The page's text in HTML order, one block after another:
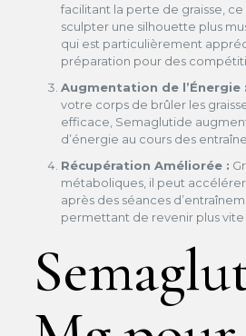
facilitant la perte de graisse,
sculpter une silhouette plus
qui est particulièrement
préparation pour des
Augmentation de l’Énergie :
votre corps de brûler les
efficace, Semaglutide
d’énergie au cours des
Récupération Améliorée :
métaboliques, il peut
après des séances
permettant de revenir plus vite